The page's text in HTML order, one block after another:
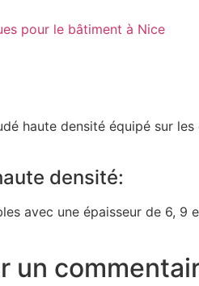
haute densité équipé sur
densité:
avec une épaisseur de 6,
un